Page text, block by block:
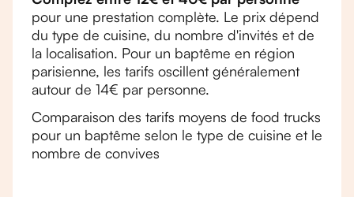
pour une prestation complète. Le prix dépend
du type de cuisine, du nombre d'invités et de
la localisation. Pour un baptême en région
parisienne, les tarifs oscillent généralement
autour de 14€ par personne.
Comparaison des tarifs moyens de food trucks
pour un baptême selon le type de cuisine et le
nombre de convives